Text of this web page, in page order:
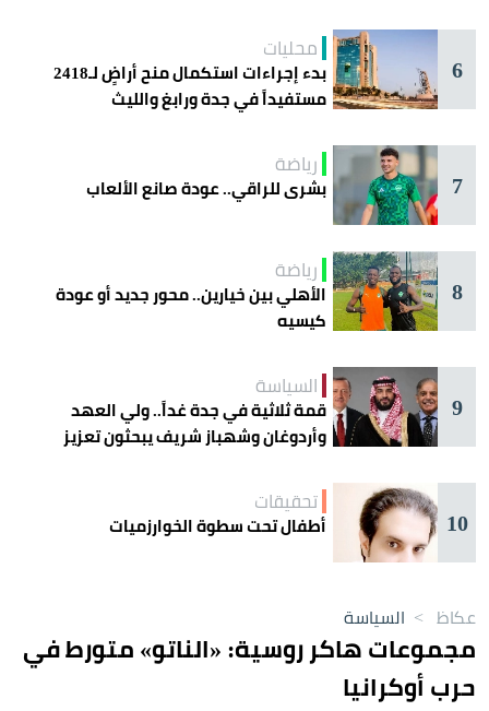
6
محليات
بدء إجراءات استكمال منح أراضٍ لـ2418
مستفيداً في جدة ورابغ والليث
7
رياضة
بشرى للراقي.. عودة صانع الألعاب
8
رياضة
الأهلي بين خيارين.. محور جديد أو عودة
كيسيه
9
السياسة
قمة ثلاثية في جدة غداً.. ولي العهد
وأردوغان وشهباز شريف يبحثون تعزيز
10
تحقيقات
أطفال تحت سطوة الخوارزميات
عكاظ > السياسة
مجموعات هاكر روسية: «الناتو» متورط في
حرب أوكرانيا